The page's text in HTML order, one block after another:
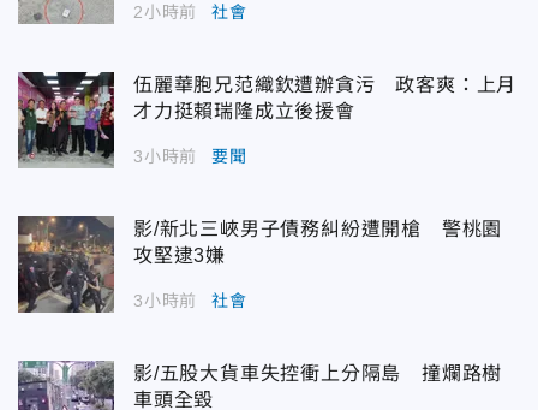
2小時前 社會
伍麗華胞兄范織欽遭辦貪污 政客爽：上月
才力挺賴瑞隆成立後援會
3小時前 要聞
影/新北三峽男子債務糾紛遭開槍 警桃園
攻堅逮3嫌
3小時前 社會
影/五股大貨車失控衝上分隔島 撞爛路樹
車頭全毀